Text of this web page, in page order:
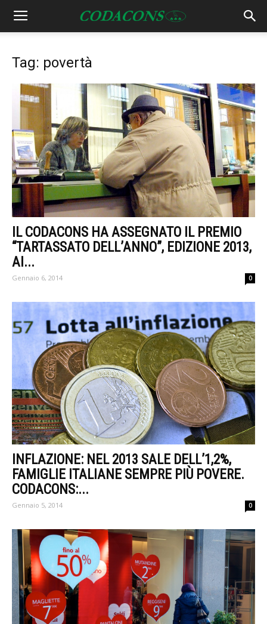
Tag: povertà
IL CODACONS HA ASSEGNATO IL PREMIO
“TARTASSATO DELL’ANNO”, EDIZIONE 2013,
AI...
Gennaio 6, 2014 0
INFLAZIONE: NEL 2013 SALE DELL’1,2%,
FAMIGLIE ITALIANE SEMPRE PIÙ POVERE.
CODACONS:...
Gennaio 5, 2014 0